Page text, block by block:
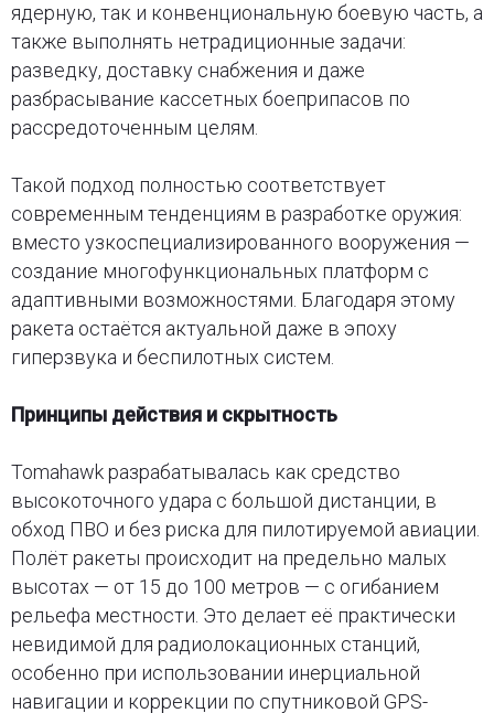
ядерную, так и конвенциональную боевую часть, а
также выполнять нетрадиционные задачи:
разведку, доставку снабжения и даже
разбрасывание кассетных боеприпасов по
рассредоточенным целям.
Такой подход полностью соответствует
современным тенденциям в разработке оружия:
вместо узкоспециализированного вооружения —
создание многофункциональных платформ с
адаптивными возможностями. Благодаря этому
ракета остаётся актуальной даже в эпоху
гиперзвука и беспилотных систем.
Принципы действия и скрытность
Tomahawk разрабатывалась как средство
высокоточного удара с большой дистанции, в
обход ПВО и без риска для пилотируемой авиации.
Полёт ракеты происходит на предельно малых
высотах — от 15 до 100 метров — с огибанием
рельефа местности. Это делает её практически
невидимой для радиолокационных станций,
особенно при использовании инерциальной
навигации и коррекции по спутниковой GPS-